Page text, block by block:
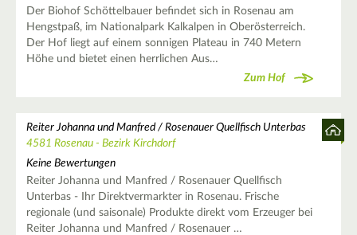
Der Biohof Schöttelbauer befindet sich in Rosenau am
Hengstpaß, im Nationalpark Kalkalpen in Oberösterreich.
Der Hof liegt auf einem sonnigen Plateau in 740 Metern
Höhe und bietet einen herrlichen Aus…
Zum Hof
Reiter Johanna und Manfred / Rosenauer Quellfisch Unterbas
4581 Rosenau - Bezirk Kirchdorf
Keine Bewertungen
Reiter Johanna und Manfred / Rosenauer Quellfisch
Unterbas - Ihr Direktvermarkter in Rosenau. Frische
regionale (und saisonale) Produkte direkt vom Erzeuger bei
Reiter Johanna und Manfred / Rosenauer …